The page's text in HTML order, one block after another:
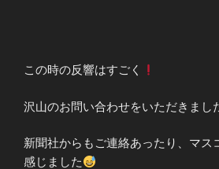
この時の反響はすごく
沢山のお問い合わせをいただきまし
新聞社からもご連絡あったり、マス
感じました